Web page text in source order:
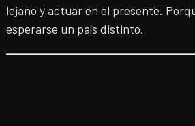
lejano y actuar en el presente.
esperarse un país distinto.